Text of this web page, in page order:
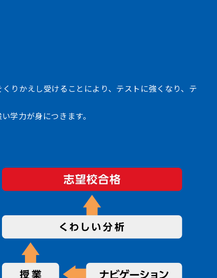
りかえし受けることにより、テストに強くなり、テ
学力が身につきます。